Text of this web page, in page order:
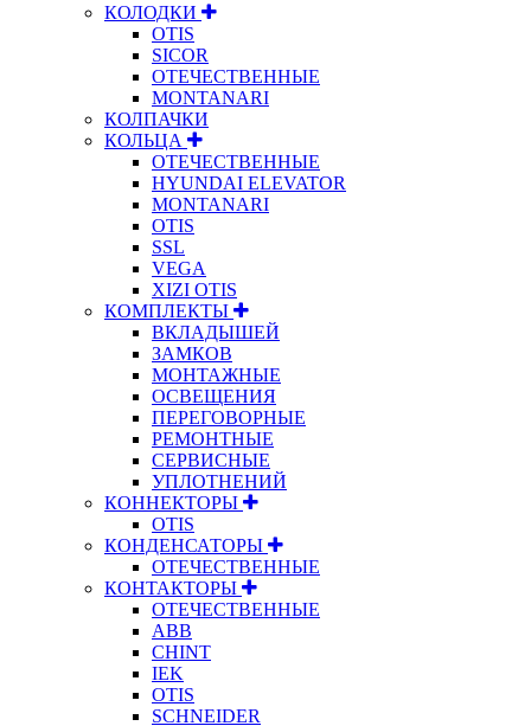
КОЛОДКИ
OTIS
SICOR
ОТЕЧЕСТВЕННЫЕ
MONTANARI
КОЛПАЧКИ
КОЛЬЦА
ОТЕЧЕСТВЕННЫЕ
HYUNDAI ELEVATOR
MONTANARI
OTIS
SSL
VEGA
XIZI OTIS
КОМПЛЕКТЫ
ВКЛАДЫШЕЙ
ЗАМКОВ
МОНТАЖНЫЕ
ОСВЕЩЕНИЯ
ПЕРЕГОВОРНЫЕ
РЕМОНТНЫЕ
СЕРВИСНЫЕ
УПЛОТНЕНИЙ
КОННЕКТОРЫ
OTIS
КОНДЕНСАТОРЫ
ОТЕЧЕСТВЕННЫЕ
КОНТАКТОРЫ
ОТЕЧЕСТВЕННЫЕ
ABB
CHINT
IEK
OTIS
SCHNEIDER